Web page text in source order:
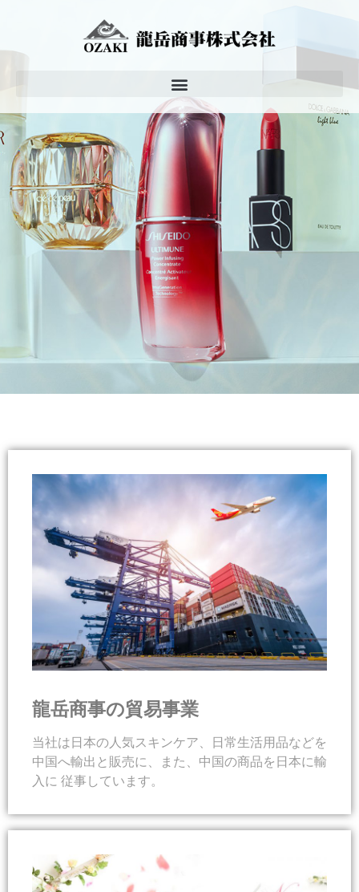
易事業
龍岳商事の貿易事業
当社は日本の人気スキンケア、日常生活用品などを
中国へ輸出と販売に、また、中国の商品を日本に輸
入に 従事しています。